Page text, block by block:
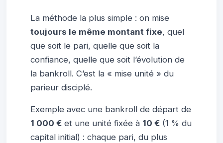
La méthode la plus simple : on mise
toujours le même montant fixe, quel
que soit le pari, quelle que soit la
confiance, quelle que soit l’évolution de
la bankroll. C’est la « mise unité » du
parieur disciplé.
Exemple avec une bankroll de départ de
1 000 € et une unité fixée à 10 € (1 % du
capital initial) : chaque pari, du plus